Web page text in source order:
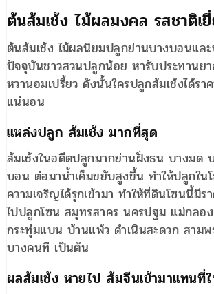
ต้นส้มเช้ง ไม้ผลมงคล รสชาติเ
ต้นส้มเช้ง ไม้ผลนิยมปลูกย่านบางบอนแล
ปัจจุบันชาวสวนปลูกน้อย หารับประทานย
หวานอมเปรี้ยว ดังนั้นใครปลูกส้มเช้งได้รา
แน่นอน
แหล่งปลูก ส้มเช้ง มากที่สุด
ส้มเช้งในอดีตปลูกมากย่านฝั่งธน บางมด
บอน ต่อมาน้ำเค็มขยับสูงขึ้น ทำให้ปลูกใน
ความเจริญได้รุกเข้ามา ทำให้ที่ดินโซนนี้มี
ไปปลูกโซน สมุทรสาคร นครปฐม แม่กลอ
กระทุ่มแบน บ้านแพ้ว ดำเนินสะดวก สาม
บางคนที เป็นต้น
ผลส้มเช้ง หายไป ส้มจีนเข้ามาแทนที่